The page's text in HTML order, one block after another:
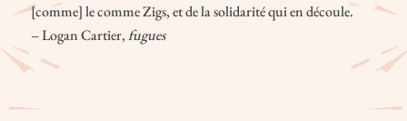
[comme] le comme Zigs, et de la solidarité qui en découle.
– Logan Cartier,fugues